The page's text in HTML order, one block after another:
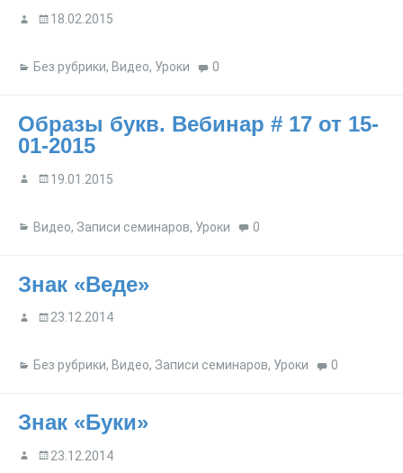
18.02.2015
Без рубрики, Видео, Уроки 0
Образы букв. Вебинар # 17 от 15-
01-2015
19.01.2015
Видео, Записи семинаров, Уроки 0
Знак «Веде»
23.12.2014
Без рубрики, Видео, Записи семинаров, Уроки 0
Знак «Буки»
23.12.2014